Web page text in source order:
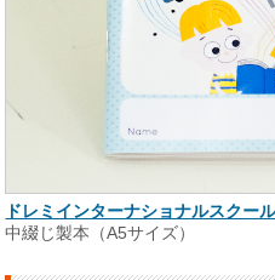
ドレミインターナショナルスクー
中綴じ製本（A5サイズ）